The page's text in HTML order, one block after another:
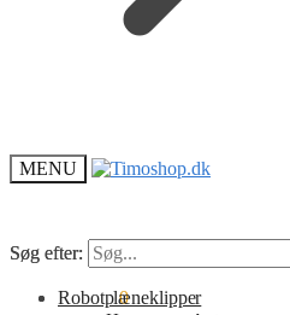
MENU
Søg efter:
kr.0.00 0
Søg efter:
Robotplæneklipper